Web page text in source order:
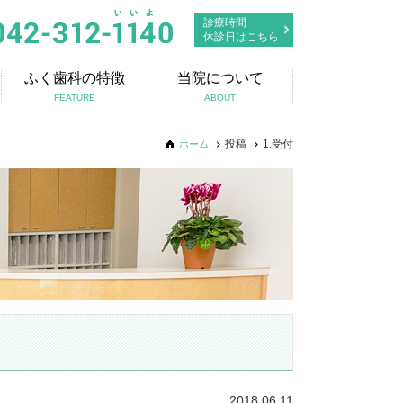
診療時間
休診日はこちら
ふく歯科の特徴
FEATURE
当院について
ABOUT
ホーム 投稿 1.受付